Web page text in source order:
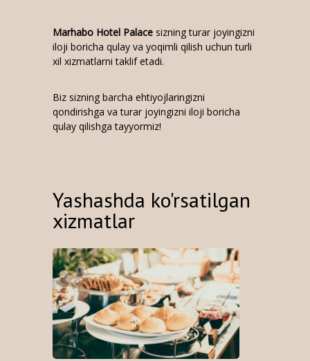
Marhabo Hotel Palace sizning turar joyingizni
iloji boricha qulay va yoqimli qilish uchun turli
xil xizmatlarni taklif etadi.
Biz sizning barcha ehtiyojlaringizni
qondirishga va turar joyingizni iloji boricha
qulay qilishga tayyormiz!
Yashashda ko'rsatilgan
xizmatlar